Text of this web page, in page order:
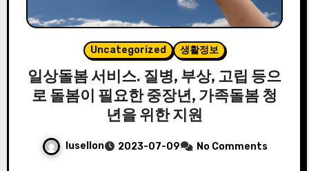
Uncategorized 생활정보
일상돌봄 서비스. 질병, 부상, 고립 등으
로 돌봄이 필요한 중장년, 가족돌봄 청
년을 위한 지원
lusellon 2023-07-09 No Comments